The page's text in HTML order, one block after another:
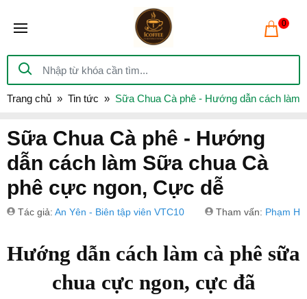
0
Trang chủ Tin tức Sữa Chua Cà phê - Hướng dẫn cách làm
Sữa Chua Cà phê - Hướng
dẫn cách làm Sữa chua Cà
phê cực ngon, Cực dễ
Tác giả: An Yên - Biên tập viên VTC10 Tham vấn: Phạm
Hướng dẫn cách làm cà phê sữa
chua cực ngon, cực đã